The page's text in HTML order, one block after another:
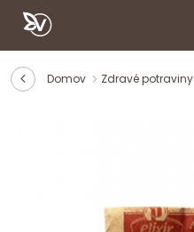
Domov Zdravé potraviny